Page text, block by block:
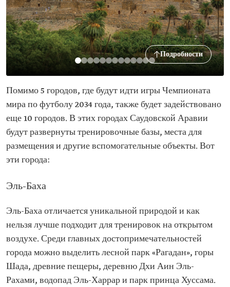
Подробности
Помимо 5 городов, где будут идти игры Чемпионата
мира по футболу 2034 года, также будет задействовано
еще 10 городов. В этих городах Саудовской Аравии
будут развернуты тренировочные базы, места для
размещения и другие вспомогательные объекты. Вот
эти города:
Эль-Баха
Эль-Баха отличается уникальной природой и как
нельзя лучше подходит для тренировок на открытом
воздухе. Среди главных достопримечательностей
города можно выделить лесной парк «Рагадан», горы
Шада, древние пещеры, деревню Дхи Аин Эль-
Рахами, водопад Эль-Харрар и парк принца Хуссама.